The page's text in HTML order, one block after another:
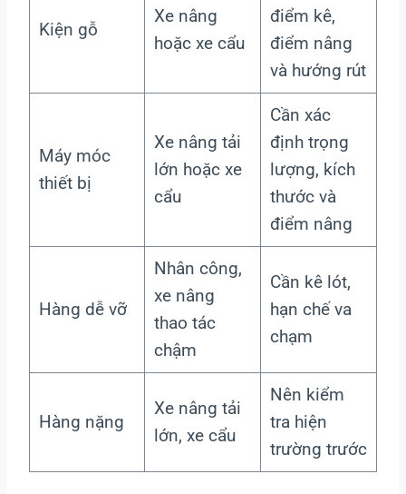
Kiện gỗ
Xe nâng
hoặc xe cẩu
điểm kê,
điểm nâng
và hướng rút
Máy móc
thiết bị
Xe nâng tải
lớn hoặc xe
cẩu
Cần xác
định trọng
lượng, kích
thước và
điểm nâng
Hàng dễ vỡ
Nhân công,
xe nâng
thao tác
chậm
Cần kê lót,
hạn chế va
chạm
Hàng nặng
Xe nâng tải
lớn, xe cẩu
Nên kiểm
tra hiện
trường trước